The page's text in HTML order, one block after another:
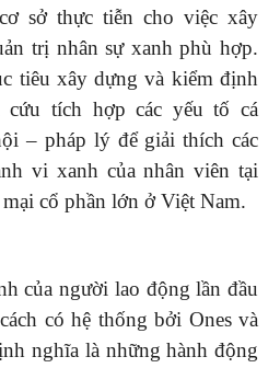
sở thực tiễn cho việc xây
trị nhân sự xanh phù hợp.
tiêu xây dựng và kiểm định
tích hợp các yếu tố cá
– pháp lý để giải thích các
vi xanh của nhân viên tại
cổ phần lớn ở Việt Nam.
của người lao động lần đầu
có hệ thống bởi Ones và
nghĩa là những hành động